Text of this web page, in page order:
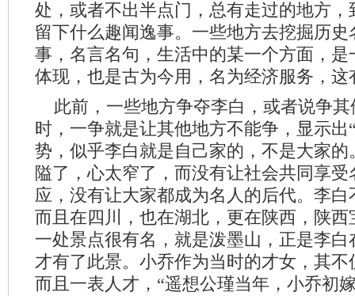
处，或者不出半点门，总有走过的地方，
留下什么趣闻逸事。一些地方去挖掘历史
事，名言名句，生活中的某一个方面，是
体现，也是古为今用，名为经济服务，这
此前，一些地方争夺李白，或者说争其
时，一争就是让其他地方不能争，显示出
势，似乎李白就是自己家的，不是大家的
隘了，心太窄了，而没有让社会共同享受
应，没有让大家都成为名人的后代。李白
而且在四川，也在湖北，更在陕西，陕西
一处景点很有名，就是泼墨山，正是李白
才有了此景。小乔作为当时的才女，其不
而且一表人才，“遥想公瑾当年，小乔初